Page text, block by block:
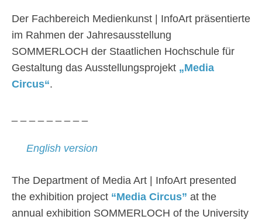
Der Fachbereich Medienkunst | InfoArt präsentierte
im Rahmen der Jahresausstellung
SOMMERLOCH der Staatlichen Hochschule für
Gestaltung das Ausstellungsprojekt „Media
Circus“.
English version
The Department of Media Art | InfoArt presented
the exhibition project “Media Circus” at the
annual exhibition SOMMERLOCH of the University